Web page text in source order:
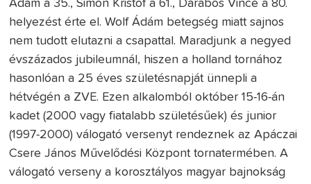
Ádám a 35., Simon Kristóf a 61., Darabos Vince a 80.
helyezést érte el. Wolf Ádám betegség miatt sajnos
nem tudott elutazni a csapattal. Maradjunk a negyed
évszázados jubileumnál, hiszen a holland tornához
hasonlóan a 25 éves születésnapját ünnepli a
hétvégén a ZVE. Ezen alkalomból október 15-16-án
kadet (2000 vagy fiatalabb születésűek) és junior
(1997-2000) válogató versenyt rendeznek az Apáczai
Csere János Művelődési Központ tornatermében. A
válogató verseny a korosztályos magyar bajnokság